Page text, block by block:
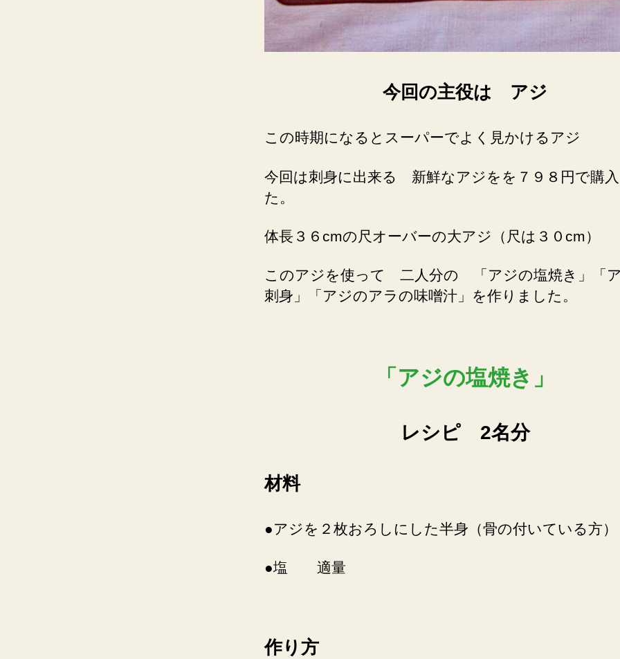
今回の主役は アジ
この時期になるとスーパーでよく見かけるアジ
今回は刺身に出来る 新鮮なアジをを７９８円で購
た。
体長３６cmの尺オーバーの大アジ（尺は３０cm）
このアジを使って 二人分の 「アジの塩焼き」「
刺身」「アジのアラの味噌汁」を作りました。
「アジの塩焼き」
レシピ 2名分
材料
●アジを２枚おろしにした半身（骨の付いている方）
●塩 適量
作り方